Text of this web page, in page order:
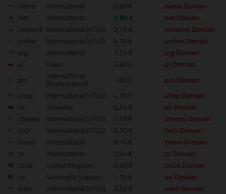
.name
International 0,99 €
.name Domain
.net
International 0,99 €
.net Domain
.network International (nTLD) 2,75 €
.network Domain
.online
International (nTLD) 4,16 €
.online Domain
.org
International 1,24 €
.org Domain
.pl
Polen 2,49 €
.pl Domain
.pro
International
(Professional) 1,66 €
.pro Domain
.shop
International (nTLD) 4,16 €
.shop Domain
.sk
Slowakei 8,24 €
.sk Domain
.stream
International (nTLD) 2,49 €
.stream Domain
.tech
International (nTLD) 5,10 €
.tech Domain
.travel
International 9,16 €
.travel Domain
.tv
International 2,94 €
.tv Domain
.co.uk
United Kingdom 0,99 €
.co.uk Domain
.us
Vereinigte Staaten 1,16 €
.us Domain
.wien
International (nTLD) 3,32 € .wien Domain